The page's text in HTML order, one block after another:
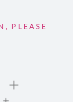
PLEASE